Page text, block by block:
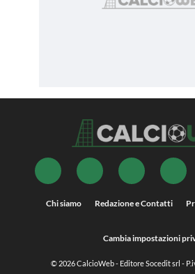
Chi siamo Redazione e Contatti
Cambia impostazioni
© 2026CalcioWeb- Editore Socedit srl -